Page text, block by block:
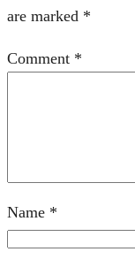
are marked *
Comment *
Name *